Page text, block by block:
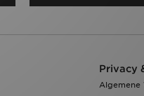
Privacy
Algemene